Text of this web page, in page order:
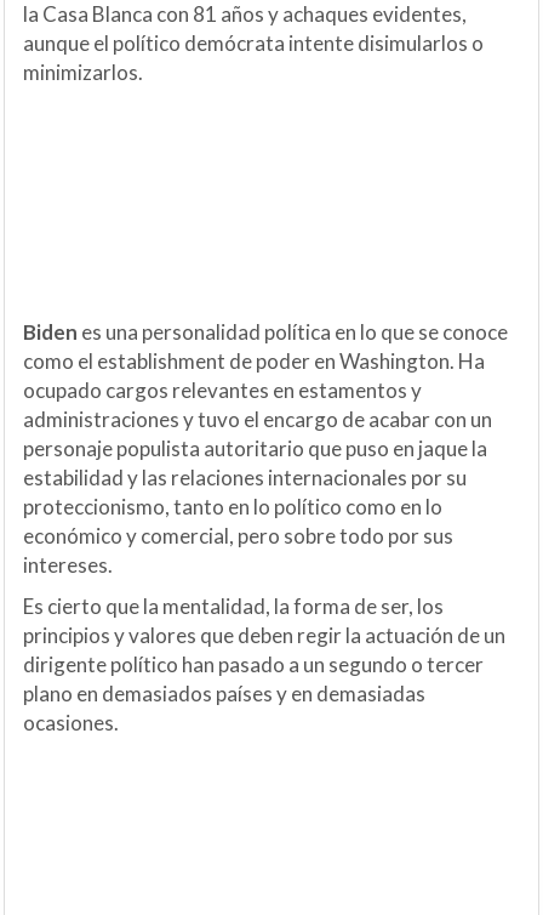
la Casa Blanca con 81 años y achaques evidentes,
aunque el político demócrata intente disimularlos o
minimizarlos.
Biden es una personalidad política en lo que se conoce
como el establishment de poder en Washington. Ha
ocupado cargos relevantes en estamentos y
administraciones y tuvo el encargo de acabar con un
personaje populista autoritario que puso en jaque la
estabilidad y las relaciones internacionales por su
proteccionismo, tanto en lo político como en lo
económico y comercial, pero sobre todo por sus
intereses.
Es cierto que la mentalidad, la forma de ser, los
principios y valores que deben regir la actuación de un
dirigente político han pasado a un segundo o tercer
plano en demasiados países y en demasiadas
ocasiones.